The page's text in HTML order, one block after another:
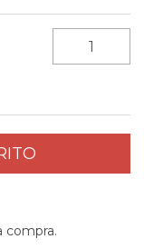
compra.